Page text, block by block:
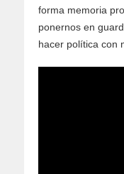
forma memoria
ponernos en
hacer política con